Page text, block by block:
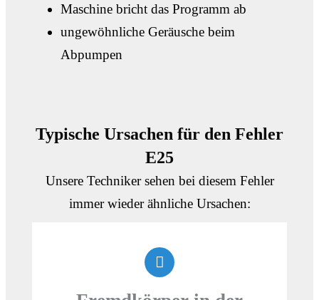
Maschine bricht das Programm ab
ungewöhnliche Geräusche beim
Abpumpen
Typische Ursachen für den Fehler
E25
Unsere Techniker sehen bei diesem Fehler
immer wieder ähnliche Ursachen: